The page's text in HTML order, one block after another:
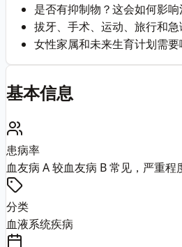
是否有抑制物？这会如何影响
拔牙、手术、运动、旅行和
女性家属和未来生育计划需
基本信息
患病率
血友病 A 较血友病 B 常见，严重
分类
血液系统疾病